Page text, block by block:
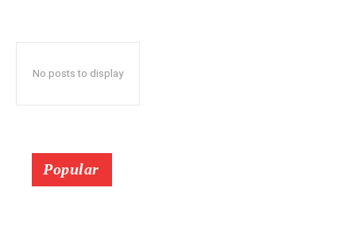
No posts to display
Popular